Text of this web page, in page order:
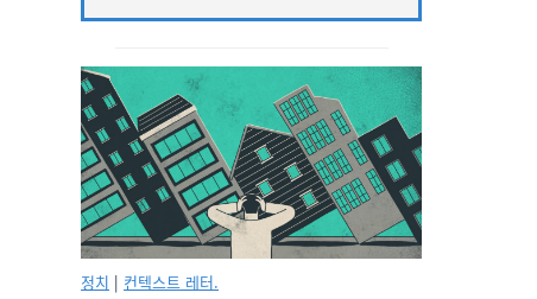
정치 | 컨텍스트 레터.